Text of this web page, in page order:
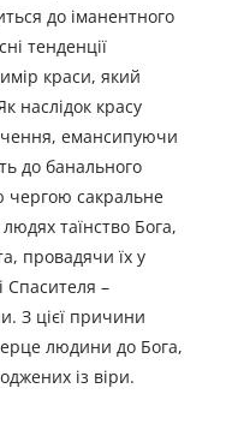
до іманентного
тенденції
краси, який
наслідок красу
емансипуючи
до банального
чергою сакральне
таїнство Бога,
провадячи їх у
Спасителя –
З цієї причини
людини до Бога,
із віри.